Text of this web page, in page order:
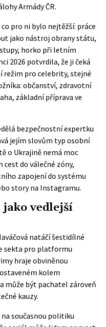
Armády ČR.
pro ni bylo nejtěžší: práce
jako nástroj obrany státu,
horko při letním
2026 potvrdila, že ji čeká
režim pro celebrity, stejné
občanství, zdravotní
základní příprava ve
bezpečnostní expertku
jejím slovům typ osobní
o Ukrajině nemá moc
cest do válečné zóny,
zapojení do systému
story na Instagramu.
jako vedlejší
natáčí šestidílné
sekta pro platformu
hraje obviněnou
kolem
může být pachatel zároveň
kauzy.
současnou politiku